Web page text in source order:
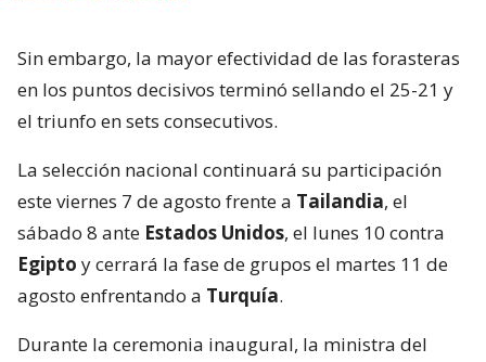
Sin embargo, la mayor efectividad de las forasteras
en los puntos decisivos terminó sellando el 25-21 y
el triunfo en sets consecutivos.
La selección nacional continuará su participación
este viernes 7 de agosto frente a Tailandia, el
sábado 8 ante Estados Unidos, el lunes 10 contra
Egipto y cerrará la fase de grupos el martes 11 de
agosto enfrentando a Turquía.
Durante la ceremonia inaugural, la ministra del